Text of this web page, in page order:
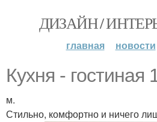
ДИЗАЙН /
главная новости
Кухня - гостиная
м.
Стильно, комфортно и ничего